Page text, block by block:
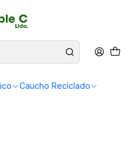
Caucho Reciclado
Jardín
Innovación y Calidad
de
y Calidad